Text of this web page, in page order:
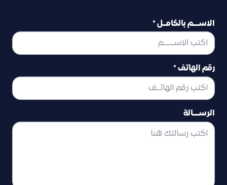
الاســــم بالكامــل *
رقم الهاتف *
الرســــالة